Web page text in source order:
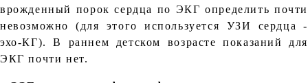
врожденный порок сердца по ЭКГ определить почти
невозможно (для этого используется УЗИ сердца -
эхо-КГ). В раннем детском возрасте показаний для
ЭКГ почти нет.